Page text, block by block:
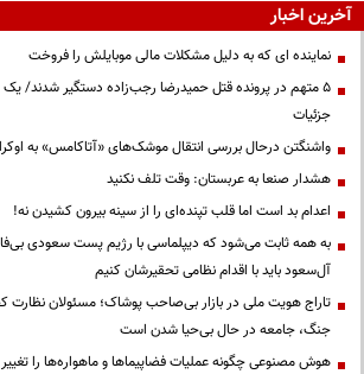
آخرین اخبار
نماینده ای که به دلیل مشکلات مالی موبایلش را فروخت
۵ متهم در پرونده قتل حمیدرضا رجب‌زاده دستگیر شدند/
جزئیات
واشنگتن درحال بررسی انتقال موشک‌های «آتاکامس» به
هشدار صنعا به عربستان: وقت تلف نکنید
اعدام بد است اما قلب تپنده‌ای را از سینه بیرون کشیدن نه!
به همه ثابت می‌شود که دیپلماسی با رژیم پست سعودی
آل‌سعود باید با اقدام نظامی تحقیرشان کنیم
تاراج هویت ملی در بازار بی‌صاحب پوشاک؛ مسئولان نظارت
جنگ، جامعه در حال بی‌حیا شدن است
هوش مصنوعی چگونه عملیات فضاپیماها و ماهواره‌ها را